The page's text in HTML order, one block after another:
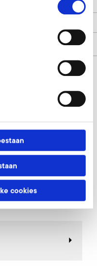
cookies
Nu aanvragen
FU/FUK